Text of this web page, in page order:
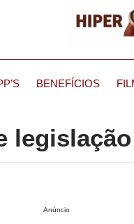
BENEFÍCIOS
Anúncio